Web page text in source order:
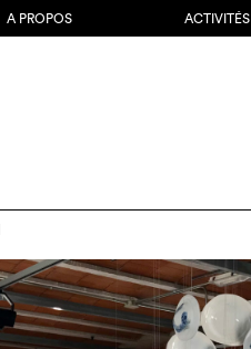
A PROPOS ACTIVITÉS